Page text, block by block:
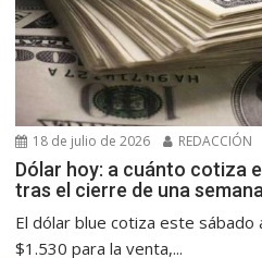
18 de julio de 2026 REDACCIÓN
Dólar hoy: a cuánto cotiza
tras el cierre de una
El dólar blue cotiza este sábado
$1.530 para la venta,...